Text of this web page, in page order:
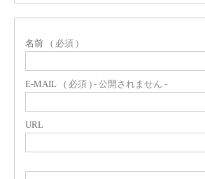
名前 ( 必須 )
E-MAIL ( 必須 ) - 公開されません -
URL